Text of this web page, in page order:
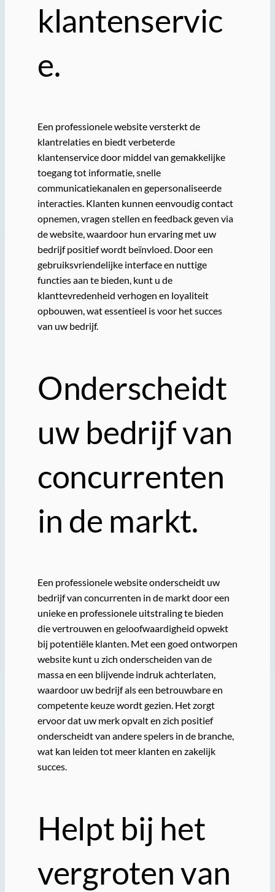
klantenservic
e.
Een professionele website versterkt de
klantrelaties en biedt verbeterde
klantenservice door middel van gemakkelijke
toegang tot informatie, snelle
communicatiekanalen en gepersonaliseerde
interacties. Klanten kunnen eenvoudig contact
opnemen, vragen stellen en feedback geven via
de website, waardoor hun ervaring met uw
bedrijf positief wordt beïnvloed. Door een
gebruiksvriendelijke interface en nuttige
functies aan te bieden, kunt u de
klanttevredenheid verhogen en loyaliteit
opbouwen, wat essentieel is voor het succes
van uw bedrijf.
Onderscheidt
uw bedrijf van
concurrenten
in de markt.
Een professionele website onderscheidt uw
bedrijf van concurrenten in de markt door een
unieke en professionele uitstraling te bieden
die vertrouwen en geloofwaardigheid opwekt
bij potentiële klanten. Met een goed ontworpen
website kunt u zich onderscheiden van de
massa en een blijvende indruk achterlaten,
waardoor uw bedrijf als een betrouwbare en
competente keuze wordt gezien. Het zorgt
ervoor dat uw merk opvalt en zich positief
onderscheidt van andere spelers in de branche,
wat kan leiden tot meer klanten en zakelijk
succes.
Helpt bij het
vergroten van